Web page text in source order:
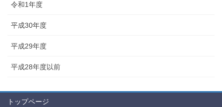
令和1年度
平成30年度
平成29年度
平成28年度以前
トップページ